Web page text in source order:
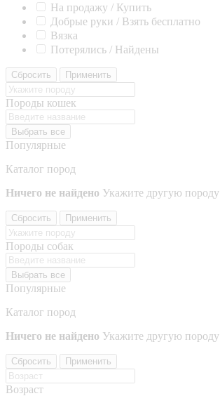
На продажу / Купить
Добрые руки / Взять бесплатно
Вязка
Потерялись / Найдены
Сбросить Применить
Породы кошек
Выбрать все
Популярные
Каталог пород
Ничего не найдено Укажите другую породу
Сбросить Применить
Породы собак
Выбрать все
Популярные
Каталог пород
Ничего не найдено Укажите другую породу
Сбросить Применить
Возраст